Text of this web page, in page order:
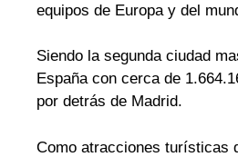
equipos de Europa y del
Siendo la segunda ciudad
España con cerca de
por detrás de Madrid.
Como atracciones turísticas